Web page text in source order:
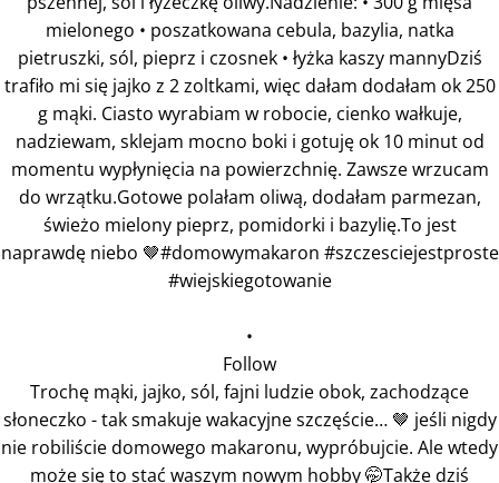
•
Follow
Trochę mąki, jajko, sól, fajni ludzie obok, zachodzące
słoneczko - tak smakuje wakacyjne szczęście… 🤎 jeśli nigdy
nie robiliście domowego makaronu, wypróbujcie. Ale wtedy
może się to stać waszym nowym hobby 🤭Także dziś